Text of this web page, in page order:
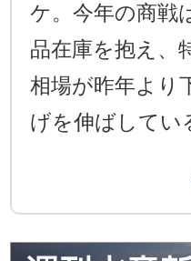
ケ。今年の商戦
品在庫を抱え、
相場が昨年より
げを伸ばしてい